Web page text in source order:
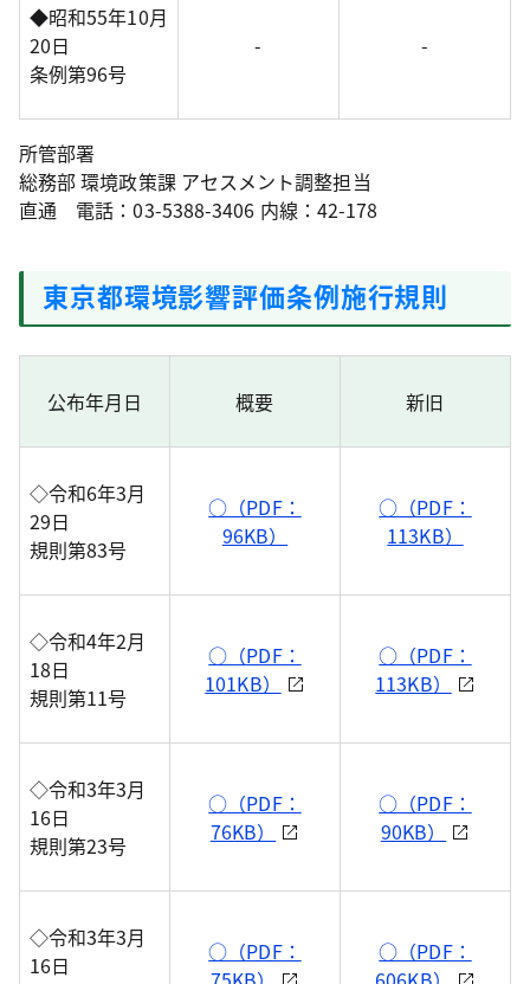
◆昭和55年10月
20日
条例第96号
- -
所管部署
総務部 環境政策課 アセスメント調整担当
直通 電話：03-5388-3406 内線：42-178
東京都環境影響評価条例施行規則
公布年月日 概要 新旧
◇令和6年3月
29日
規則第83号
○（PDF：
96KB）
○（PDF：
113KB）
◇令和4年2月
18日
規則第11号
○（PDF：
101KB）
○（PDF：
113KB）
◇令和3年3月
16日
規則第23号
○（PDF：
76KB）
○（PDF：
90KB）
◇令和3年3月
16日
○（PDF：
○（PDF：